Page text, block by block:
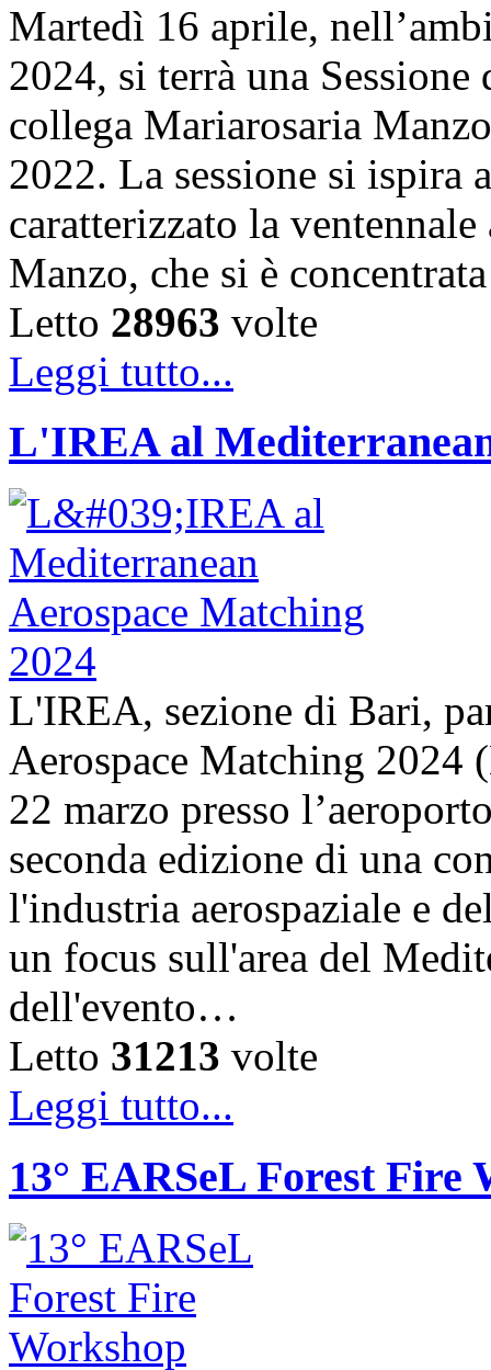
Martedì 16 aprile,
2024, si terrà una
collega Mariarosaria
2022. La sessione si ispira
caratterizzato la
Manzo, che si è
Letto 28963 volte
Leggi tutto...
L'IREA al
L'IREA, sezione di Bari,
Aerospace Matching
22 marzo presso
seconda edizione di una
l'industria aerospaziale e
un focus sull'area del
dell'evento…
Letto 31213 volte
Leggi tutto...
13° EARSeL Forest Fire